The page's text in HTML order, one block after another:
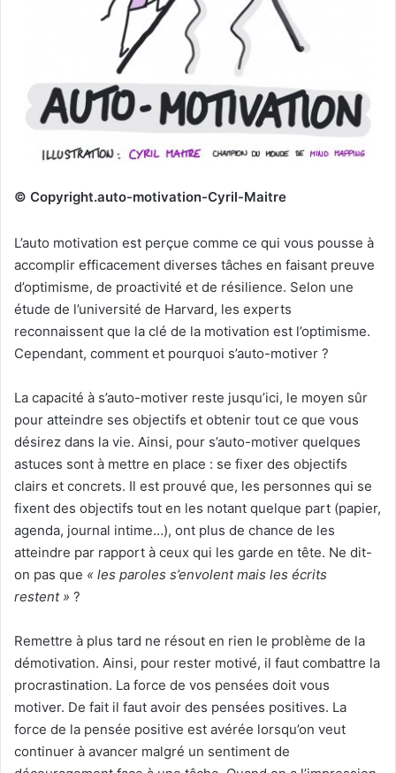
© Copyright.auto-motivation-Cyril-Maitre
L’auto motivation est perçue comme ce qui vous pousse à
accomplir efficacement diverses tâches en faisant preuve
d’optimisme, de proactivité et de résilience. Selon une
étude de l’université de Harvard, les experts
reconnaissent que la clé de la motivation est l’optimisme.
Cependant, comment et pourquoi s’auto-motiver ?
La capacité à s’auto-motiver reste jusqu’ici, le moyen sûr
pour atteindre ses objectifs et obtenir tout ce que vous
désirez dans la vie. Ainsi, pour s’auto-motiver quelques
astuces sont à mettre en place : se fixer des objectifs
clairs et concrets. Il est prouvé que, les personnes qui se
fixent des objectifs tout en les notant quelque part (papier,
agenda, journal intime…), ont plus de chance de les
atteindre par rapport à ceux qui les garde en tête. Ne dit-
on pas que « les paroles s’envolent mais les écrits
restent » ?
Remettre à plus tard ne résout en rien le problème de la
démotivation. Ainsi, pour rester motivé, il faut combattre la
procrastination. La force de vos pensées doit vous
motiver. De fait il faut avoir des pensées positives. La
force de la pensée positive est avérée lorsqu’on veut
continuer à avancer malgré un sentiment de